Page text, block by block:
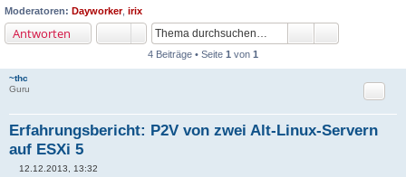
Moderatoren: Dayworker, irix
Antworten
4 Beiträge • Seite 1 von 1
~thc
Guru
Erfahrungsbericht: P2V von zwei Alt-Linux-Servern
auf ESXi 5
Zitat
12.12.2013, 13:32